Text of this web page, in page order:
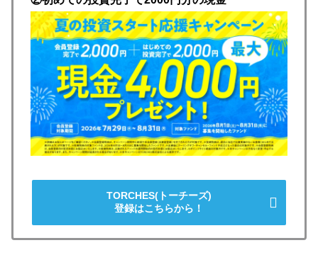
TORCHES(トーチーズ)
登録はこちらから！